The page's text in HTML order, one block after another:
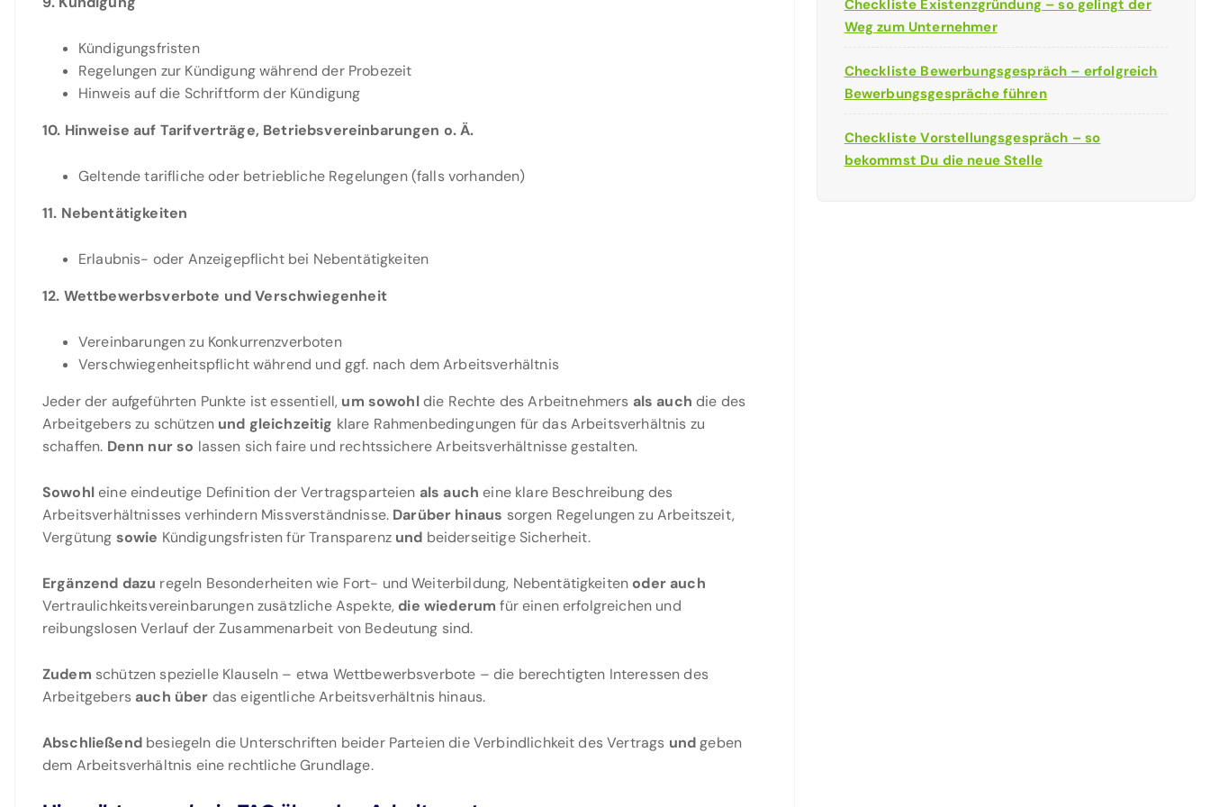
Kündigungsfristen
Regelungen zur Kündigung während der Probezeit
Hinweis auf die Schriftform der Kündigung
10. Hinweise auf Tarifverträge, Betriebsvereinbarungen o. Ä.
Geltende tarifliche oder betriebliche Regelungen (falls vorhanden)
11. Nebentätigkeiten
Erlaubnis- oder Anzeigepflicht bei Nebentätigkeiten
12. Wettbewerbsverbote und Verschwiegenheit
Vereinbarungen zu Konkurrenzverboten
Verschwiegenheitspflicht während und ggf. nach dem Arbeitsverhältnis
Jeder der aufgeführten Punkte ist essentiell, um sowohldie Rechte des Arbeitnehmers als auch die des
Arbeitgebers zu schützen und gleichzeitig klare Rahmenbedingungen für das Arbeitsverhältnis zu
schaffen. Denn nur so lassen sich faire und rechtssichere Arbeitsverhältnisse gestalten.
Sowohleine eindeutige Definition der Vertragsparteien als auch eine klare Beschreibung des
Arbeitsverhältnisses verhindern Missverständnisse. Darüber hinaus sorgen Regelungen zu Arbeitszeit,
Vergütung sowie Kündigungsfristen für Transparenz und beiderseitige Sicherheit.
Ergänzend dazu regeln Besonderheiten wie Fort- und Weiterbildung, Nebentätigkeiten oder auch
Vertraulichkeitsvereinbarungen zusätzliche Aspekte, die wiederum für einen erfolgreichen und
reibungslosen Verlauf der Zusammenarbeit von Bedeutung sind.
Zudem schützen spezielle Klauseln – etwa Wettbewerbsverbote – die berechtigten Interessen des
Arbeitgebers auch über das eigentliche Arbeitsverhältnis hinaus.
Abschließendbesiegeln die Unterschriften beider Parteien die Verbindlichkeit des Vertrags undgeben
dem Arbeitsverhältnis eine rechtliche Grundlage.
Checkliste Existenzgründung – so gelingt der
Weg zum Unternehmer
Checkliste Bewerbungsgespräch – erfolgreich
Bewerbungsgespräche führen
Checkliste Vorstellungsgespräch – so
bekommst Du die neue Stelle